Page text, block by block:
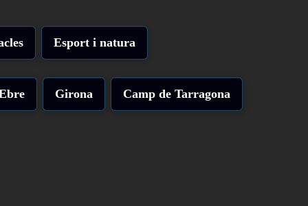
Esport i natura
Girona Camp de Tarragona